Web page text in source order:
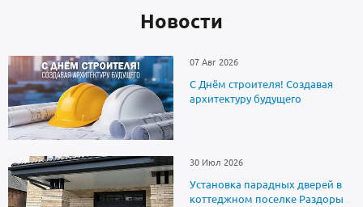
Новоcти
07 Авг 2026
С Днём строителя! Создавая
архитектуру будущего
30 Июл 2026
Установка парадных дверей в
коттеджном поселке Раздоры